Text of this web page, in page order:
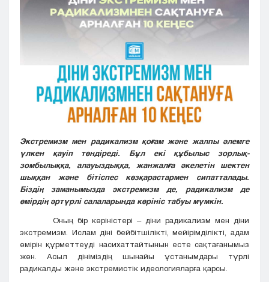
Туркестан
Экстремизм мен радикализм қоғам және жалпы әлемге
үлкен қауіп төндіреді. Бұл екі құбылыс зорлық-
зомбылыққа, алауыздыққа, жанжалға әкелетін шектен
шыққан және бітіспес көзқарастармен сипатталады.
Біздің заманымызда экстремизм де, радикализм де
өмірдің әртүрлі салаларында көрініс табуы мүмкін.
Оның бір көріністері – діни радикализм мен діни
экстремизм. Ислам діні бейбітшілікті, мейірімділікті, адам
өмірін құрметтеуді насихаттайтынын есте сақтағанымыз
жөн. Асыл дініміздің шынайы ұстанымдары түрлі
радикалды және экстремистік идеологияларға қарсы.